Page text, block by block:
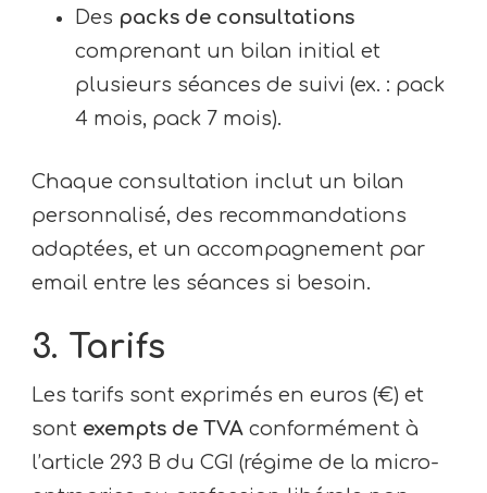
Des packs de consultations
comprenant un bilan initial et
plusieurs séances de suivi (ex. : pack
4 mois, pack 7 mois).
Chaque consultation inclut un bilan
personnalisé, des recommandations
adaptées, et un accompagnement par
email entre les séances si besoin.
3. Tarifs
Les tarifs sont exprimés en euros (€) et
sont exempts de TVA conformément à
l’article 293 B du CGI (régime de la micro-